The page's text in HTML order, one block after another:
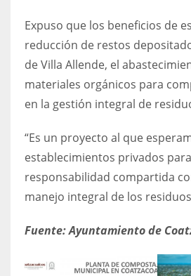
Expuso que los beneficios de
reducción de restos
de Villa Allende, el
materiales orgánicos para
en la gestión integral de
“Es un proyecto al que
establecimientos privados
responsabilidad compartida
manejo integral de los
Fuente: Ayuntamiento de